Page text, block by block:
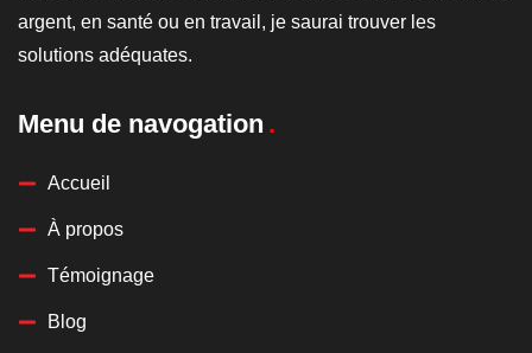
argent, en santé ou en travail, je saurai trouver les
solutions adéquates.
Menu de navogation
Accueil
À propos
Témoignage
Blog